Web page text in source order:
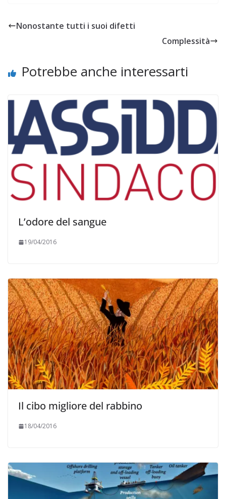
Nonostante tutti i suoi difetti
Complessità
Potrebbe anche interessarti
L’odore del sangue
19/04/2016
Il cibo migliore del rabbino
18/04/2016